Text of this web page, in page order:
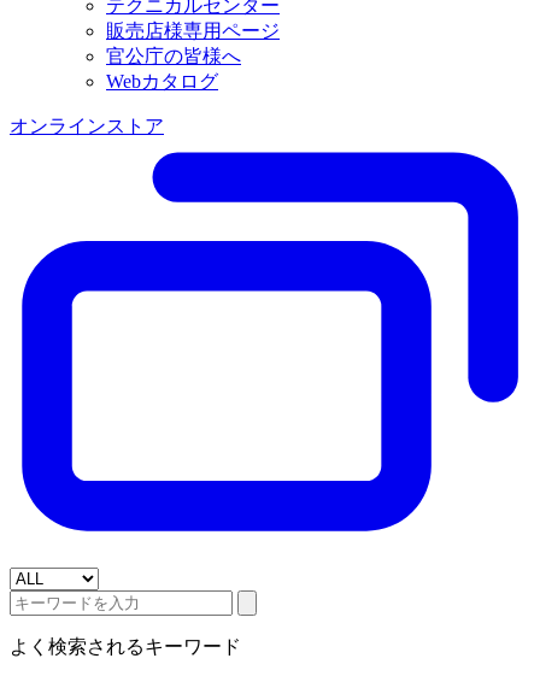
テクニカルセンター
販売店様専用ページ
官公庁の皆様へ
Webカタログ
オンラインストア
よく検索されるキーワード